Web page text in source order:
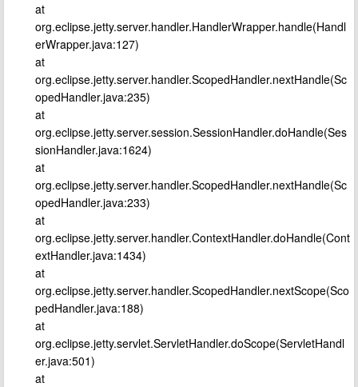
at
org.eclipse.jetty.server.handler.HandlerWrapper.handle(Handl
erWrapper.java:127)
at
org.eclipse.jetty.server.handler.ScopedHandler.nextHandle(Sc
opedHandler.java:235)
at
org.eclipse.jetty.server.session.SessionHandler.doHandle(Ses
sionHandler.java:1624)
at
org.eclipse.jetty.server.handler.ScopedHandler.nextHandle(Sc
opedHandler.java:233)
at
org.eclipse.jetty.server.handler.ContextHandler.doHandle(Cont
extHandler.java:1434)
at
org.eclipse.jetty.server.handler.ScopedHandler.nextScope(Sco
pedHandler.java:188)
at
org.eclipse.jetty.servlet.ServletHandler.doScope(ServletHandl
er.java:501)
at